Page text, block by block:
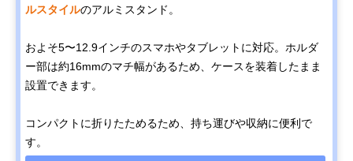
ルスタイルのアルミスタンド。
およそ5〜12.9インチのスマホやタブレットに対応。ホルダ
ー部は約16mmのマチ幅があるため、ケースを装着したまま
設置できます。
コンパクトに折りたためるため、持ち運びや収納に便利で
す。